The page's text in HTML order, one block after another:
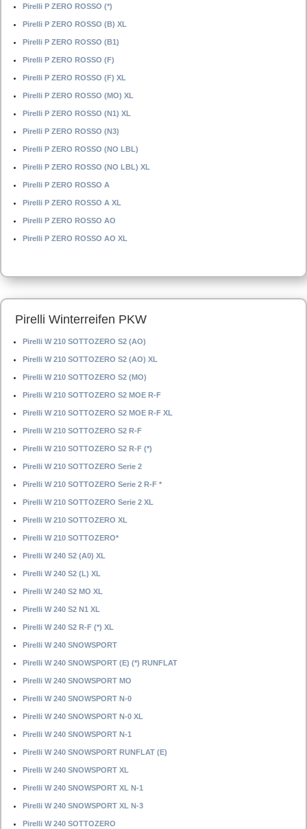
Pirelli P ZERO ROSSO (*)
Pirelli P ZERO ROSSO (B) XL
Pirelli P ZERO ROSSO (B1)
Pirelli P ZERO ROSSO (F)
Pirelli P ZERO ROSSO (F) XL
Pirelli P ZERO ROSSO (MO) XL
Pirelli P ZERO ROSSO (N1) XL
Pirelli P ZERO ROSSO (N3)
Pirelli P ZERO ROSSO (NO LBL)
Pirelli P ZERO ROSSO (NO LBL) XL
Pirelli P ZERO ROSSO A
Pirelli P ZERO ROSSO A XL
Pirelli P ZERO ROSSO AO
Pirelli P ZERO ROSSO AO XL
Pirelli Winterreifen PKW
Pirelli W 210 SOTTOZERO S2 (AO)
Pirelli W 210 SOTTOZERO S2 (AO) XL
Pirelli W 210 SOTTOZERO S2 (MO)
Pirelli W 210 SOTTOZERO S2 MOE R-F
Pirelli W 210 SOTTOZERO S2 MOE R-F XL
Pirelli W 210 SOTTOZERO S2 R-F
Pirelli W 210 SOTTOZERO S2 R-F (*)
Pirelli W 210 SOTTOZERO Serie 2
Pirelli W 210 SOTTOZERO Serie 2 R-F *
Pirelli W 210 SOTTOZERO Serie 2 XL
Pirelli W 210 SOTTOZERO XL
Pirelli W 210 SOTTOZERO*
Pirelli W 240 S2 (A0) XL
Pirelli W 240 S2 (L) XL
Pirelli W 240 S2 MO XL
Pirelli W 240 S2 N1 XL
Pirelli W 240 S2 R-F (*) XL
Pirelli W 240 SNOWSPORT
Pirelli W 240 SNOWSPORT (E) (*) RUNFLAT
Pirelli W 240 SNOWSPORT MO
Pirelli W 240 SNOWSPORT N-0
Pirelli W 240 SNOWSPORT N-0 XL
Pirelli W 240 SNOWSPORT N-1
Pirelli W 240 SNOWSPORT RUNFLAT (E)
Pirelli W 240 SNOWSPORT XL
Pirelli W 240 SNOWSPORT XL N-1
Pirelli W 240 SNOWSPORT XL N-3
Pirelli W 240 SOTTOZERO